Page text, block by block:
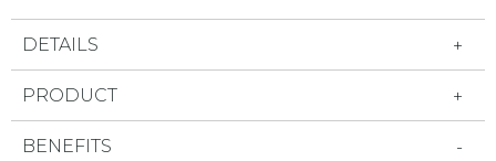
DETAILS
PRODUCT
BENEFITS